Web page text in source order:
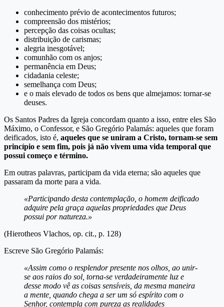
conhecimento prévio de acontecimentos futuros;
compreensão dos mistérios;
percepção das coisas ocultas;
distribuição de carismas;
alegria inesgotável;
comunhão com os anjos;
permanência em Deus;
cidadania celeste;
semelhança com Deus;
e o mais elevado de todos os bens que almejamos: tornar-se
deuses.
Os Santos Padres da Igreja concordam quanto a isso, entre eles São
Máximo, o Confessor, e São Gregório Palamás: aqueles que foram
deificados, isto é, aqueles que se uniram a Cristo, tornam-se sem
princípio e sem fim, pois já não vivem uma vida temporal que
possui começo e término.
Em outras palavras, participam da vida eterna; são aqueles que
passaram da morte para a vida.
«Participando desta contemplação, o homem deificado
adquire pela graça aquelas propriedades que Deus
possui por natureza.»
(Hierotheos Vlachos, op. cit., p. 128)
Escreve São Gregório Palamás:
«Assim como o resplendor presente nos olhos, ao unir-
se aos raios do sol, torna-se verdadeiramente luz e
desse modo vê as coisas sensíveis, da mesma maneira
a mente, quando chega a ser um só espírito com o
Senhor, contempla com pureza as realidades